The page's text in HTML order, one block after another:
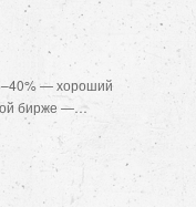
— хороший
бирже —…